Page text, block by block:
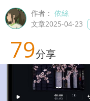
作者：依絲
文章2025-04-23
79分享